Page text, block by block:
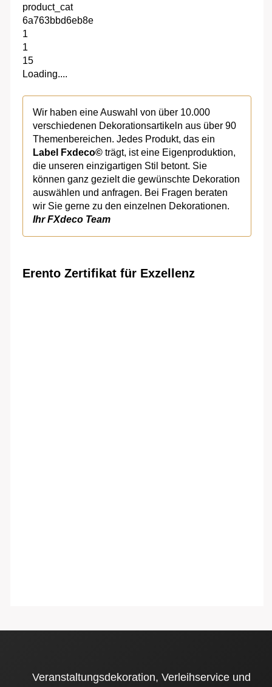
product_cat
6a763bbd6eb8e
1
1
15
Loading....
Wir haben eine Auswahl von über 10.000
verschiedenen Dekorationsartikeln aus über 90
Themenbereichen. Jedes Produkt, das ein
Label Fxdeco©trägt, ist eine Eigenproduktion,
die unseren einzigartigen Stil betont. Sie
können ganz gezielt die gewünschte Dekoration
auswählen und anfragen. Bei Fragen beraten
wir Sie gerne zu den einzelnen Dekorationen.
Ihr FXdeco Team
Erento Zertifikat für Exzellenz
Veranstaltungsdekoration, Verleihservice und